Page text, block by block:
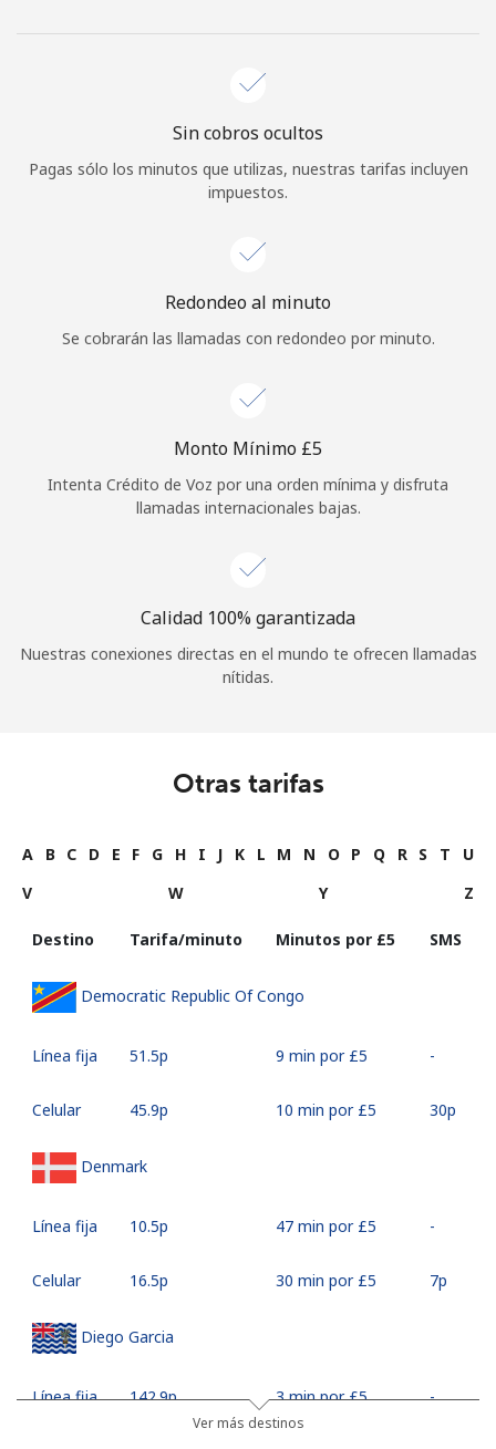
Inicia sesión oREGÍSTRATE →
o
Continuar con
Sin cobros ocultos
Pagas sólo los minutos que utilizas, nuestras tarifas incluyen
impuestos.
Redondeo al minuto
Se cobrarán las llamadas con redondeo por minuto.
Monto Mínimo ⁦£5⁩
Intenta Crédito de Voz por una orden mínima y disfruta
llamadas internacionales bajas.
Calidad 100% garantizada
Nuestras conexiones directas en el mundo te ofrecen llamadas
nítidas.
Otras tarifas
A B C D E F G H I J K L M N O P Q R S T
U
V
W Y Z
Destino Tarifa/minuto Minutos por ⁦£5⁩ SMS
Democratic Republic Of Congo
Línea fija ⁦51.5p⁩ 9 min por ⁦£5⁩ -
Celular ⁦45.9p⁩ 10 min por ⁦£5⁩ ⁦30p⁩
Denmark
Línea fija ⁦10.5p⁩ 47 min por ⁦£5⁩ -
Celular ⁦16.5p⁩ 30 min por ⁦£5⁩ ⁦7p⁩
Diego Garcia
Línea fija ⁦142.9p⁩ 3 min por ⁦£5⁩ -
Ver más destinos